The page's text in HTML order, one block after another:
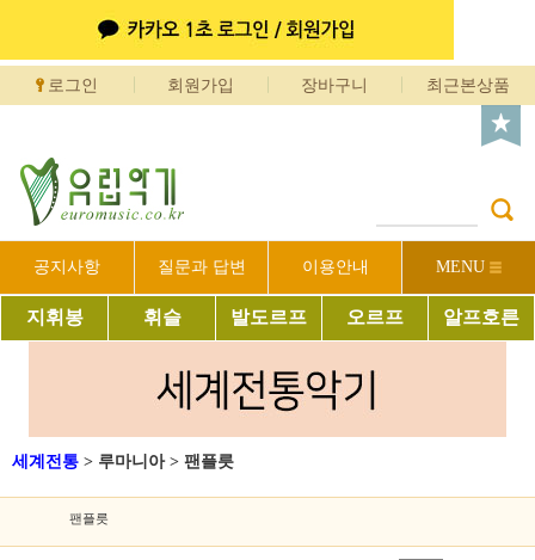
로그인 회원가입 장바구니 최근본상품
공지사항 질문과 답변 이용안내 MENU
지휘봉 휘슬 발도르프 오르프 알프호른
세계전통 > 루마니아> 팬플릇
팬플릇